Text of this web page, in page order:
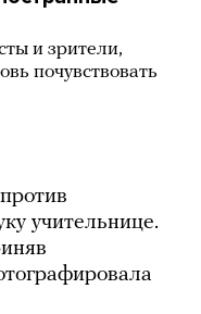
и зрители,
почувствовать
учительнице.